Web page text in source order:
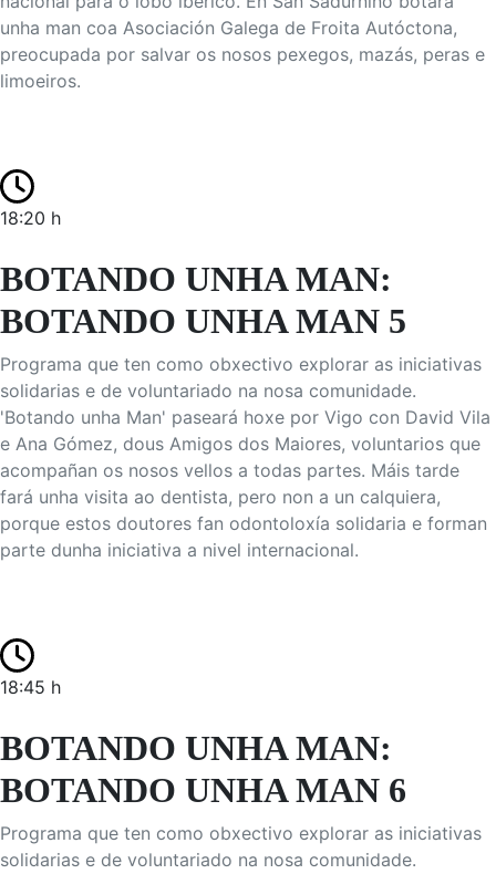
unha man coa Asociación Galega de Froita Autóctona,
preocupada por salvar os nosos pexegos, mazás, peras e
limoeiros.
18:20 h
BOTANDO UNHA MAN:
BOTANDO UNHA MAN 5
Programa que ten como obxectivo explorar as iniciativas
solidarias e de voluntariado na nosa comunidade.
'Botando unha Man' paseará hoxe por Vigo con David Vila
e Ana Gómez, dous Amigos dos Maiores, voluntarios que
acompañan os nosos vellos a todas partes. Máis tarde
fará unha visita ao dentista, pero non a un calquiera,
porque estos doutores fan odontoloxía solidaria e forman
parte dunha iniciativa a nivel internacional.
18:45 h
BOTANDO UNHA MAN:
BOTANDO UNHA MAN 6
Programa que ten como obxectivo explorar as iniciativas
solidarias e de voluntariado na nosa comunidade.